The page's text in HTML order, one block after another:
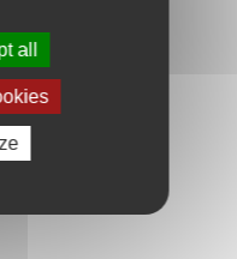
2026
2026
all